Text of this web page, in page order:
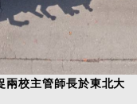
兩校主管師長於東北大